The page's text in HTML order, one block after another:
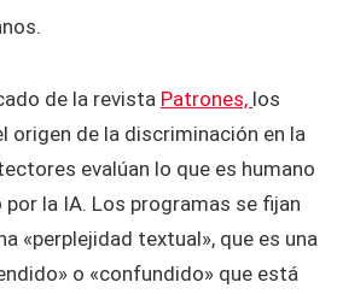
de la revista Patrones, los
origen de la discriminación en la
evalúan lo que es humano
la IA. Los programas se fijan
«perplejidad textual», que es una
o «confundido» que está